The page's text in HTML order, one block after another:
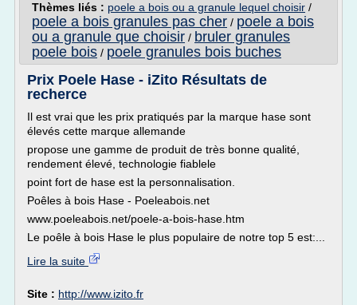
Thèmes liés : poele a bois ou a granule lequel choisir /
poele a bois granules pas cher / poele a bois
ou a granule que choisir / bruler granules
poele bois / poele granules bois buches
Prix Poele Hase - iZito Résultats de
recherce
Il est vrai que les prix pratiqués par la marque hase sont
élevés cette marque allemande
propose une gamme de produit de très bonne qualité,
rendement élevé, technologie fiablele
point fort de hase est la personnalisation.
Poêles à bois Hase - Poeleabois.net
www.poeleabois.net/poele-a-bois-hase.htm
Le poêle à bois Hase le plus populaire de notre top 5 est:...
Lire la suite
Site : http://www.izito.fr